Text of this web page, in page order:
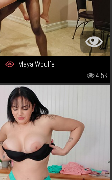
Maya Woulfe
4.5K